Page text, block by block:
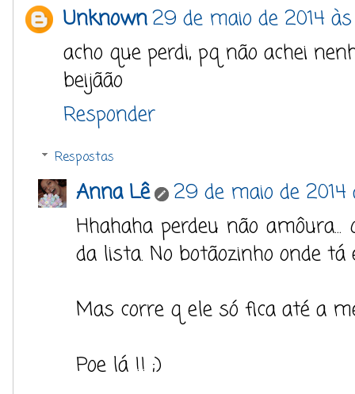
Unknown29 de maio de 2014 às
acho que perdi, pq não achei
beijãão
Responder
Respostas
Anna Lê
29 de maio de 2014
Hhahaha perdeu não
da lista. No botãozinho onde tá
Mas corre q ele só fica até a
Poe lá !! ;)